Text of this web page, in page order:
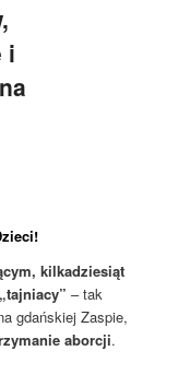
i
kilkadziesiąt
– tak
gdańskiej Zaspie,
aborcji.